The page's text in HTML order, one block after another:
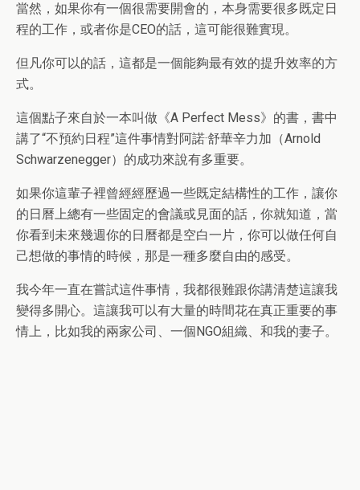
當然，如果你有一個很需要開會的，本身需要很多既定日
程的工作，或者你是CEO的話，這可能很難實現。
但凡你可以的話，這都是一個能夠最有效的提升效率的方
式。
這個點子來自於一本叫做《A Perfect Mess》的書，書中
講了“不預約日程”這件事情對阿諾·舒華辛力加（Arnold
Schwarzenegger）的成功來說有多重要。
如果你這輩子裡曾經經歷過一些既定結構性的工作，讓你
的日曆上總有一些固定的會議或見面的話，你就知道，當
你看到未來幾週你的日曆都是空白一片，你可以做任何自
己想做的事情的時候，那是一種多麼自由的感受。
我今年一直在嘗試這件事情，我都很難跟你講清楚這讓我
變得多開心。這讓我可以有大量的時間花在真正重要的事
情上，比如我的兩家公司、一個NGO組織、和我的妻子。